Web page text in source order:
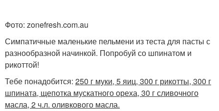
Фото: zonefresh.com.au
Симпатичные маленькие пельмени из теста для пасты с
разнообразной начинкой. Попробуй со шпинатом и
рикоттой!
Тебе понадобится: 250 г муки, 5 яиц, 300 г рикотты, 300 г
шпината, щепотка мускатного ореха, 30 г сливочного
масла, 2 ч.л. оливкового масла.